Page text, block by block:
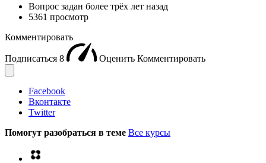
Вопрос задан более трёх лет назад
5361 просмотр
Комментировать
Подписаться 8 Оценить Комментировать
Facebook
Вконтакте
Twitter
Помогут разобраться в теме Все курсы